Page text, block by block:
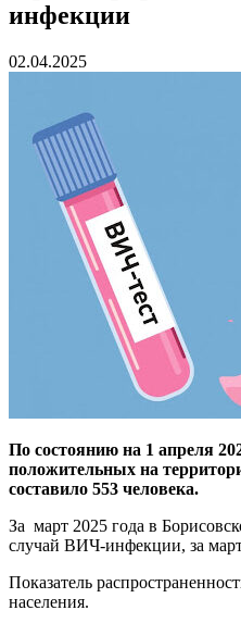
инфекции
02.04.2025
По состоянию на 1 апреля
положительных на
составило 553 человека.
За март 2025 года в
случай ВИЧ-инфекции, за
Показатель
населения.